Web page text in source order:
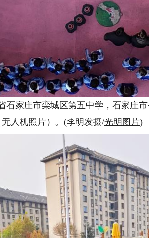
家庄市栾城区第五中学，石家庄
人机照片）。(李明发摄/光明图片)